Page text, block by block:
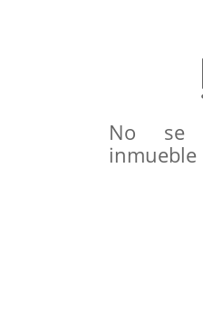
No se
inmueble